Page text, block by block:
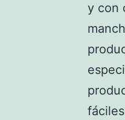
y con